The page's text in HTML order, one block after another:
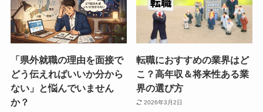
「県外就職の理由を面接で
どう伝えればいいか分から
ない」と悩んでいません
か？
転職におすすめの業界はど
こ？高年収＆将来性ある業
界の選び方
2026年3月2日